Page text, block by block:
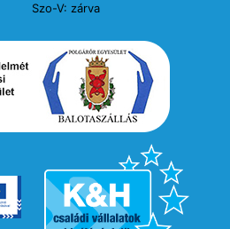
Szo-V: zárva